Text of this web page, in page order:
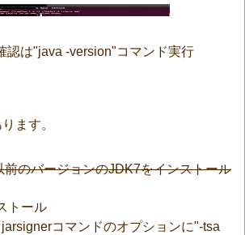
認は"java -version"コマンド実行
ます。
前のバージョンのJDK7をインストール
トール
コマンドのオプションに"-tsa